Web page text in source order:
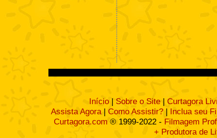
Início | Sobre o Site | Curtagora
Assista Agora| Como Assistir? | Inclua seu
Curtagora.com ® 1999-2022 - Filmagem
+ Produtora de